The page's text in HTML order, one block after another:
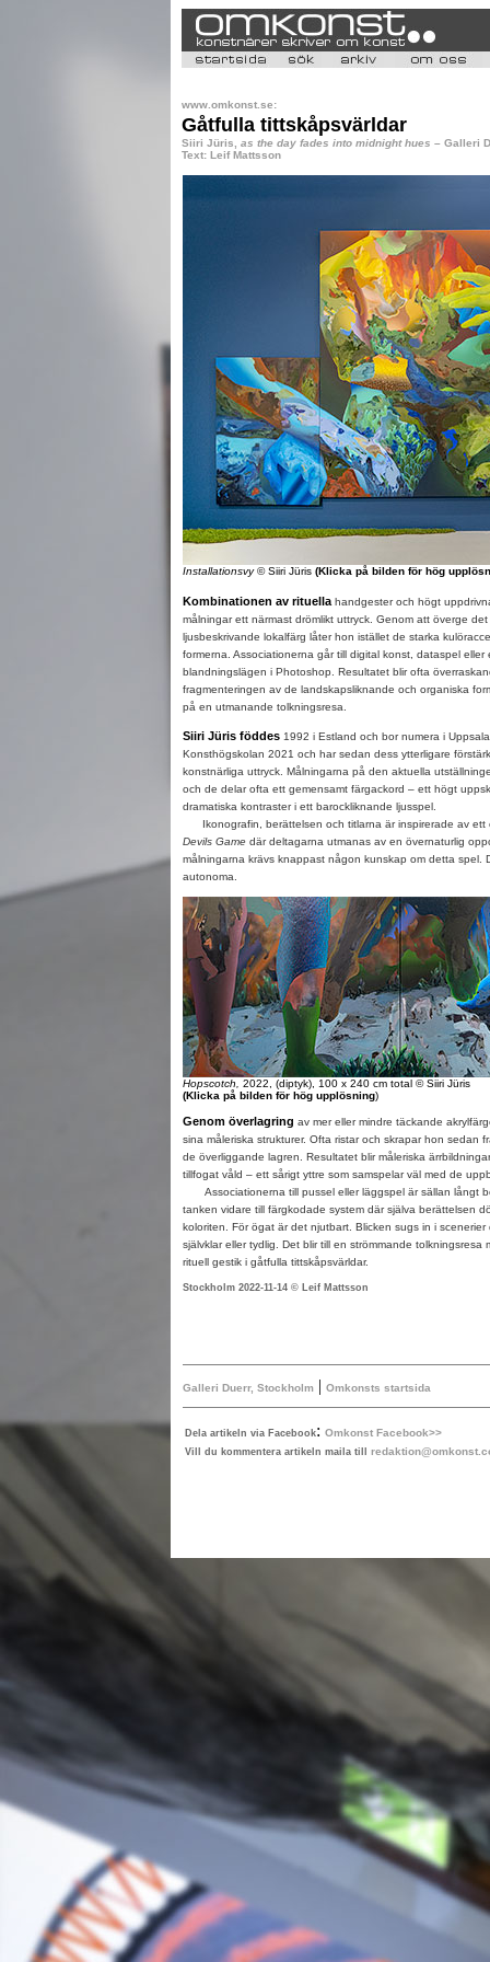
www.omkonst.se:
Gåtfulla tittskåpsvärldar
Siiri Jüris, as the day fades into midnight hues – Galleri
Text: Leif Mattsson
Installationsvy© Siiri Jüris (Klicka på bilden för hög
Kombinationen av rituellahandgester och högt
målningar ett närmast drömlikt uttryck. Genom att överge
ljusbeskrivande lokalfärg låter hon istället de starka
formerna. Associationerna går till digital konst, dataspel eller
blandningslägen i Photoshop. Resultatet blir ofta
fragmenteringen av de landskapsliknande och organiska
på en utmanande tolkningsresa.
Siiri Jüris föddes1992 i Estland och bor numera i
Konsthögskolan 2021 och har sedan dess ytterligare
konstnärliga uttryck. Målningarna på den aktuella
och de delar ofta ett gemensamt färgackord – ett högt
dramatiska kontraster i ett barockliknande ljusspel.
Ikonografin, berättelsen och titlarna är inspirerade av ett
Devils Gamedär deltagarna utmanas av en övernaturlig
målningarna krävs knappast någon kunskap om detta spel.
autonoma.
Hopscotch,
2022, (diptyk), 100 x 240 cm total © Siiri Jüris
(Klicka på bilden för hög upplösning)
Genom överlagring av mer eller mindre täckande
sina måleriska strukturer. Ofta ristar och skrapar hon sedan
de överliggande lagren. Resultatet blir måleriska
tillfogat våld – ett sårigt yttre som samspelar väl med de
Associationerna till pussel eller läggspel är sällan långt
tanken vidare till färgkodade system där själva berättelsen
koloriten. För ögat är det njutbart. Blicken sugs in i scenerier
självklar eller tydlig. Det blir till en strömmande tolkningsresa
rituell gestik i gåtfulla tittskåpsvärldar.
Stockholm 2022-11-14 © Leif Mattsson
Galleri Duerr, Stockholm| Omkonsts startsida
Dela artikeln via Facebook: Omkonst Facebook>>
Vill du kommentera artikeln maila till